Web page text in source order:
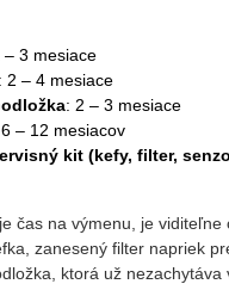
– 3 mesiace
: 2 – 4 mesiace
: 2 – 3 mesiace
– 12 mesiacov
kit (kefy, filter,
čas na výmenu, je
zanesený filter napriek
ktorá už nezachytáva